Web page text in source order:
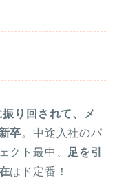
り回されて、メ
卒。中途入社のパ
クト最中、 足を引
はド定番！